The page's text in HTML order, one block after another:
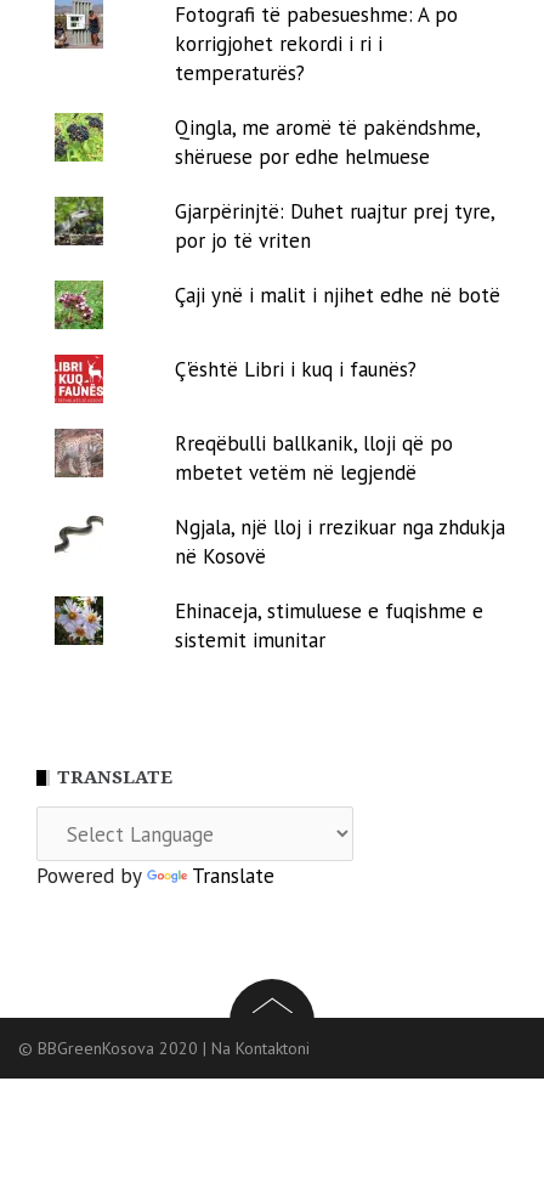
Fotografi të pabesueshme: A po
korrigjohet rekordi i ri i
temperaturës?
Qingla, me aromë të pakëndshme,
shëruese por edhe helmuese
Gjarpërinjtë: Duhet ruajtur prej tyre,
por jo të vriten
Çaji ynë i malit i njihet edhe në botë
Ç'është Libri i kuq i faunës?
Rreqëbulli ballkanik, lloji që po
mbetet vetëm në legjendë
Ngjala, një lloj i rrezikuar nga zhdukja
në Kosovë
Ehinaceja, stimuluese e fuqishme e
sistemit imunitar
TRANSLATE
Powered by Translate
© BBGreenKosova 2020 | Na Kontaktoni